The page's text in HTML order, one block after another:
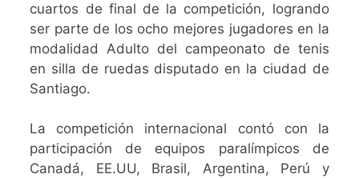
cuartos de final de la competición, logrando
ser parte de los ocho mejores jugadores en la
modalidad Adulto del campeonato de tenis
en silla de ruedas disputado en la ciudad de
Santiago.
La competición internacional contó con la
participación de equipos paralímpicos de
Canadá, EE.UU, Brasil, Argentina, Perú y